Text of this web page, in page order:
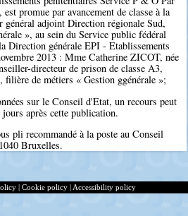
promue par avancement de classe à la
général adjoint Direction régionale Sud,
», au sein du Service public fédéral
Direction générale EPI - Etablissements
2013 : Mme Catherine ZICOT, née
directeur de prison de classe A3,
filière de métiers « Gestion ggénérale »;
sur le Conseil d'Etat, un recours peut
après cette publication.
pli recommandé à la poste au Conseil
Bruxelles.
| Cookie policy | Accessibility policy